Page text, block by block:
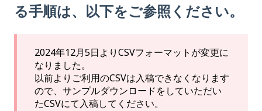
る手順は、以下をご参照ください。
2024年12月5日よりCSVフォーマットが変更に
なりました。
以前よりご利用のCSVは入稿できなくなります
ので、サンプルダウンロードをしていただい
たCSVにて入稿してください。